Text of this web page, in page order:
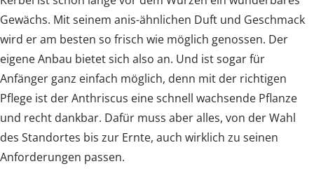
Gewächs. Mit seinem anis-ähnlichen Duft und Geschmack
wird er am besten so frisch wie möglich genossen. Der
eigene Anbau bietet sich also an. Und ist sogar für
Anfänger ganz einfach möglich, denn mit der richtigen
Pflege ist der Anthriscus eine schnell wachsende Pflanze
und recht dankbar. Dafür muss aber alles, von der Wahl
des Standortes bis zur Ernte, auch wirklich zu seinen
Anforderungen passen.